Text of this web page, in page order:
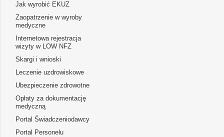
Jak wyrobić EKUZ
Zaopatrzenie w wyroby
medyczne
Internetowa rejestracja
wizyty w LOW NFZ
Skargi i wnioski
Leczenie uzdrowiskowe
Ubezpieczenie zdrowotne
Opłaty za dokumentację
medyczną
Portal Świadczeniodawcy
Portal Personelu